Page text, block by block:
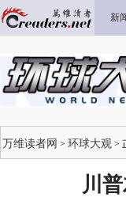
新
万维读者网 > 环球大观 >
川